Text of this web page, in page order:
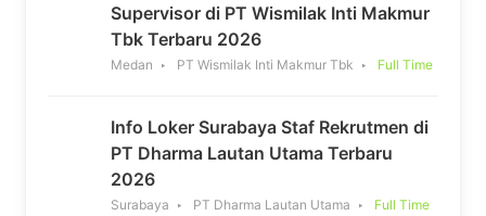
Supervisor di PT Wismilak Inti Makmur
Tbk Terbaru 2026
Medan PT Wismilak Inti Makmur Tbk Full Time
Info Loker Surabaya Staf Rekrutmen di
PT Dharma Lautan Utama Terbaru
2026
Surabaya PT Dharma Lautan Utama Full Time